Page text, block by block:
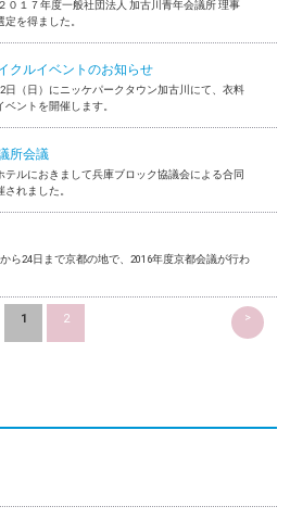
０１７年度一般社団法人 加古川青年会議所 理事
を得ました。
クルイベントのお知らせ
日（日）にニッケパークタウン加古川にて、衣料
ベントを開催します。
所会議
テルにおきまして兵庫ブロック協議会による合同
れました。
ら24日まで京都の地で、2016年度京都会議が行わ
1 2 >